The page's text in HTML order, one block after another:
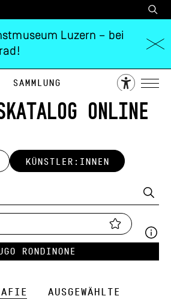
Luzern – bei
Sammlung
ONLINE
KÜNSTLER:INNEN
Rondinone
Ausgewählte